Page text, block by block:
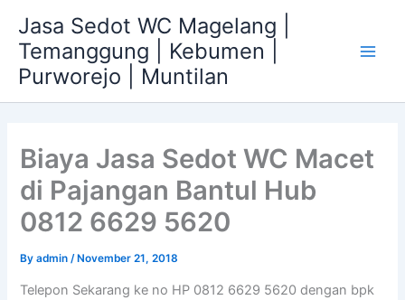
content
Jasa Sedot WC Magelang |
Temanggung | Kebumen |
Purworejo | Muntilan
Biaya Jasa Sedot WC Macet
di Pajangan Bantul Hub
0812 6629 5620
Byadmin/ November 21, 2018
Telepon Sekarang ke no HP 0812 6629 5620 dengan bpk